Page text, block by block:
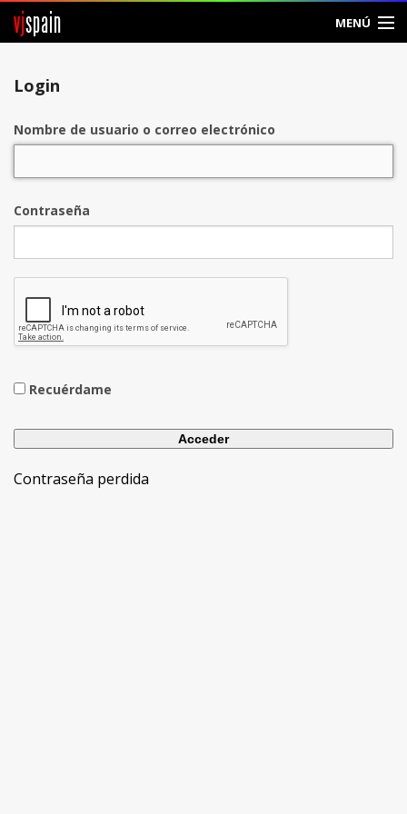
vjspain MENÚ
Login
Nombre de usuario o correo electrónico
Contraseña
Recuérdame
Contraseña perdida